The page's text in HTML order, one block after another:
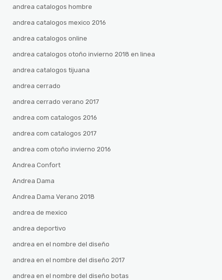
andrea catalogos hombre
andrea catalogos mexico 2016
andrea catalogos online
andrea catalogos otoño invierno 2018 en linea
andrea catalogos tijuana
andrea cerrado
andrea cerrado verano 2017
andrea com catalogos 2016
andrea com catalogos 2017
andrea com otoño invierno 2016
Andrea Confort
Andrea Dama
Andrea Dama Verano 2018
andrea de mexico
andrea deportivo
andrea en el nombre del diseño
andrea en el nombre del diseño 2017
andrea en el nombre del diseño botas